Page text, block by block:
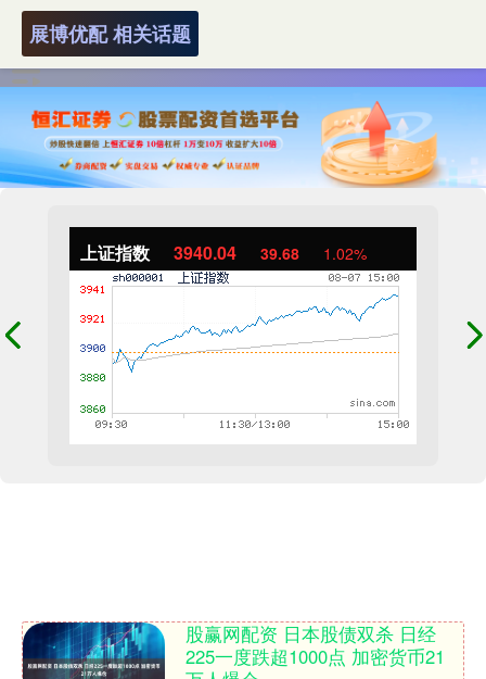
上证指数 3940.04 39.68 1.02%
展博优配 相关话题
股赢网配资 日本股债双杀 日经
225一度跌超1000点 加密货币21